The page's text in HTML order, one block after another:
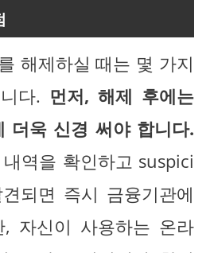
해제하실 때는 몇 가지
다. 먼저, 해제 후에는
더욱 신경 써야 합니다.
역을 확인하고 suspici
되면 즉시 금융기관에
, 자신이 사용하는 온라